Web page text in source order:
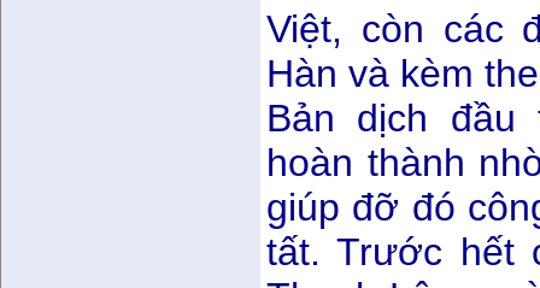
Việt, còn các
Hàn và kèm
Bản dịch đầu
hoàn thành
giúp đỡ đó
tất. Trước hết